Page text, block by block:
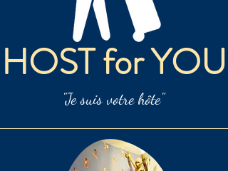
HOST for YOU
"Je suis votre hôte"